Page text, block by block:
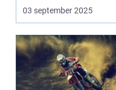
03 september 2025